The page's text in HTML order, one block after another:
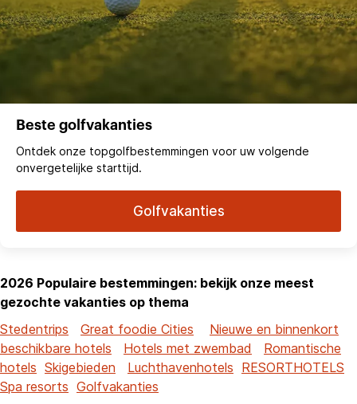
Beste golfvakanties
Ontdek onze topgolfbestemmingen voor uw volgende
onvergetelijke starttijd.
Golfvakanties
2026 Populaire bestemmingen: bekijk onze meest
gezochte vakanties op thema
Stedentrips
Great foodie Cities
Nieuwe en binnenkort
beschikbare hotels
Hotels met zwembad
Romantische
hotels Skigebieden Luchthavenhotels RESORTHOTELS
Spa resorts Golfvakanties